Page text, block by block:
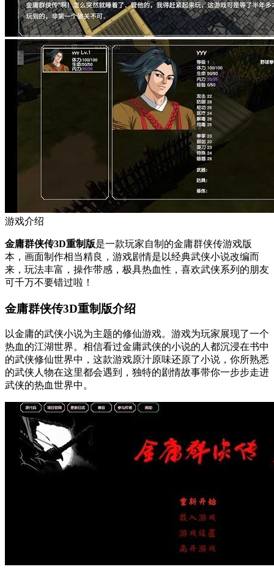
游戏介绍
金庸群侠传3D重制版是一款玩家自制的金庸群侠传游戏版
本，画面制作相当精良，游戏剧情是以经典武侠小说改编而
来，玩法丰富，操作带感，极具热血性，喜欢武侠系列的朋友
可千万不要错过啦！
金庸群侠传3D重制版介绍
以金庸的武侠小说为主题的修仙游戏。游戏为玩家展现了一个
热血的江湖世界。相信看过金庸武侠的小说的人都沉浸在书中
的武侠修仙世界中，这款游戏原汁原味还原了小说，你所熟悉
的武侠人物在这里都会遇到，独特的剧情故事带你一步步走进
武侠的热血世界中。